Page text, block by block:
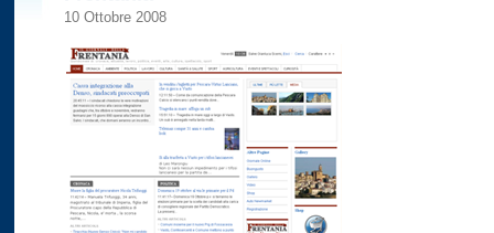
10 Ottobre 2008